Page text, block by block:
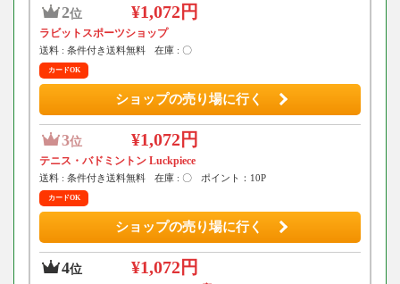
2位 ¥1,072円
ラビットスポーツショップ
送料 : 条件付き送料無料 在庫 : 〇
カードOK
ショップの売り場に行く
3位 ¥1,072円
テニス・バドミントン Luckpiece
送料 : 条件付き送料無料 在庫 : 〇 ポイント：10P
カードOK
ショップの売り場に行く
4位 ¥1,072円